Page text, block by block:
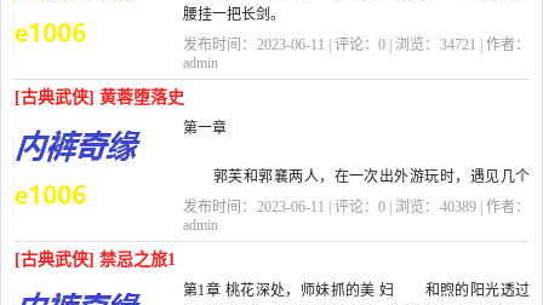
腰挂一把长剑。
这位士兵参加过好几次战争，现在退役回家去。
发布时间：2023-06-11 | 评论：0 | 浏览： 34721 | 作者：
admin
[古典武侠] 黄蓉堕落史
第一章
郭芙和郭襄两人，在一次出外游玩时，遇见几个
蒙古人正在欺凌百姓，便出手斩了带头的蒙古人，没
想到那人竟是蒙古一个依附部落的王子，引来一队蒙
发布时间：2023-06-11 | 评论：0 | 浏览： 40389| 作者：
admin
[古典武侠] 禁忌之旅1
第1章 桃花深处，师妹抓的美 妇 和煦的阳光透过